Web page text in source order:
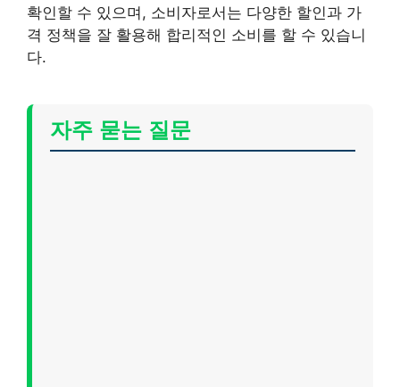
확인할 수 있으며, 소비자로서는 다양한 할인과 가
격 정책을 잘 활용해 합리적인 소비를 할 수 있습니
다.
자주 묻는 질문